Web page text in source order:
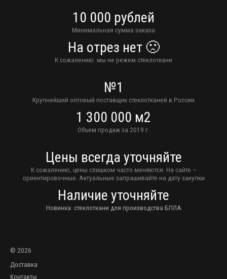
10 000 рублей
Минимальная сумма заказа
На отрез нет 🙁
К сожалению. мы не режем стеклоткани
№1
Крупнейший оптовый поставщик стеклотканей в России
1 300 000 м2
Объем продаж за 2019 г.
Цены всегда уточняйте
К сожалению, цены слишком часто меняются. На сайте –
ориентировочные. Актуальные запрашивайте на дату закупки
Наличие уточняйте
Новинка: стеклоткани для производства БПЛА
© 2026
Доставка
Контакты